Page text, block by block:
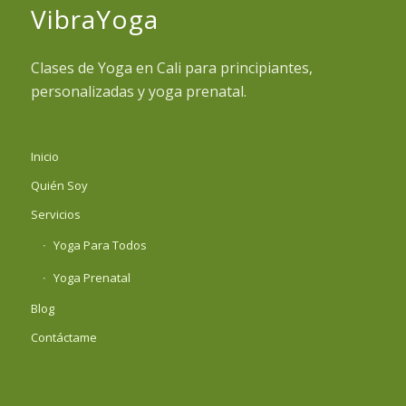
VibraYoga
Clases de Yoga en Cali para principiantes,
personalizadas y yoga prenatal.
Inicio
Quién Soy
Servicios
Yoga Para Todos
Yoga Prenatal
Blog
Contáctame